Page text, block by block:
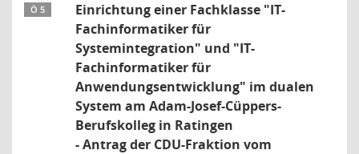
Ö 5
Einrichtung einer Fachklasse "IT-
Fachinformatiker für
Systemintegration" und "IT-
Fachinformatiker für
Anwendungsentwicklung" im dualen
System am Adam-Josef-Cüppers-
Berufskolleg in Ratingen
- Antrag der CDU-Fraktion vom